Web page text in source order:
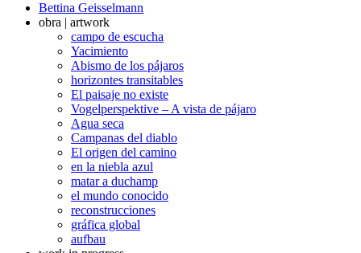
Bettina Geisselmann
obra | artwork
campo de escucha
Yacimiento
Abismo de los pájaros
horizontes transitables
El paisaje no existe
Vogelperspektive – A vista de pájaro
Agua seca
Campanas del diablo
El origen del camino
en la niebla azul
matar a duchamp
el mundo conocido
reconstrucciones
gráfica global
aufbau